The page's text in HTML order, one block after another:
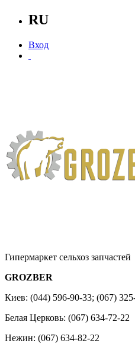
RU
Вход
Гипермаркет сельхоз запчастей
GROZBER
Киев: (044) 596-90-33; (067)
Белая Церковь: (067) 634-72-22
Нежин: (067) 634-82-22